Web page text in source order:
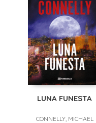
LUNA FUNESTA
CONNELLY, MICHAEL